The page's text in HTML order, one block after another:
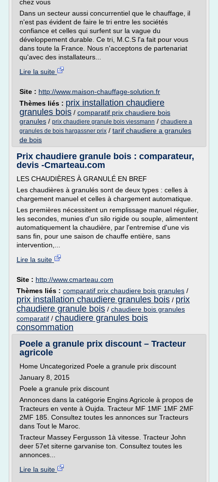
chez vous
Dans un secteur aussi concurrentiel que le chauffage, il
n'est pas évident de faire le tri entre les sociétés
confiance et celles qui surfent sur la vague du
développement durable. Ce tri, M.C.S l'a fait pour vous
dans toute la France. Nous n'acceptons de partenariat
qu'avec des installateurs...
Lire la suite
Site : http://www.maison-chauffage-solution.fr
Thèmes liés : prix installation chaudiere
granules bois / comparatif prix chaudiere bois
granules / prix chaudiere granule bois viessmann / chaudiere a
granules de bois hargassner prix / tarif chaudiere a granules
de bois
Prix chaudiere granule bois : comparateur,
devis -Cmarteau.com
LES CHAUDIÈRES À GRANULÉ EN BREF
Les chaudières à granulés sont de deux types : celles à
chargement manuel et celles à chargement automatique.
Les premières nécessitent un remplissage manuel régulier,
les secondes, munies d'un silo rigide ou souple, alimentent
automatiquement la chaudière, par l'entremise d'une vis
sans fin, pour une saison de chauffe entière, sans
intervention,...
Lire la suite
Site : http://www.cmarteau.com
Thèmes liés : comparatif prix chaudiere bois granules /
prix installation chaudiere granules bois / prix
chaudiere granule bois / chaudiere bois granules
comparatif / chaudiere granules bois
consommation
Poele a granule prix discount – Tracteur
agricole
Home Uncategorized Poele a granule prix discount
January 8, 2015
Poele a granule prix discount
Annonces dans la catégorie Engins Agricole à propos de
Tracteurs en vente à Oujda. Tracteur MF 1MF 1MF 2MF
2MF 185. Consultez toutes les annonces sur Tracteurs
dans Tout le Maroc.
Tracteur Massey Fergusson 1à vitesse. Tracteur John
deer 57et siterne garvanise ton. Consultez toutes les
annonces...
Lire la suite